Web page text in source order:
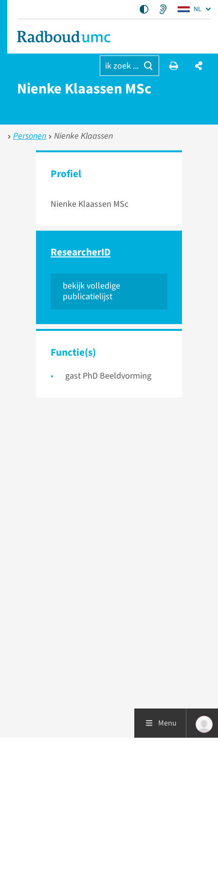
NL
ik zoek ...
Nienke Klaassen MSc
Personen Nienke Klaassen
Profiel
Nienke Klaassen MSc
ResearcherID
bekijk volledige
publicatielijst
Functie(s)
gast PhD Beeldvorming
Menu